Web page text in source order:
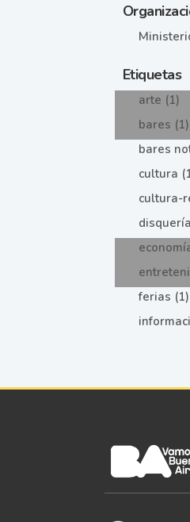
Etiquetas
arte (1)
bares (1)
bares
cultura
cultura-
ferias (1)